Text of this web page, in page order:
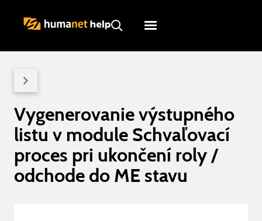
Humanet
Vygenerovanie výstupného
listu v module Schvaľovací
proces pri ukončení roly /
odchode do ME stavu